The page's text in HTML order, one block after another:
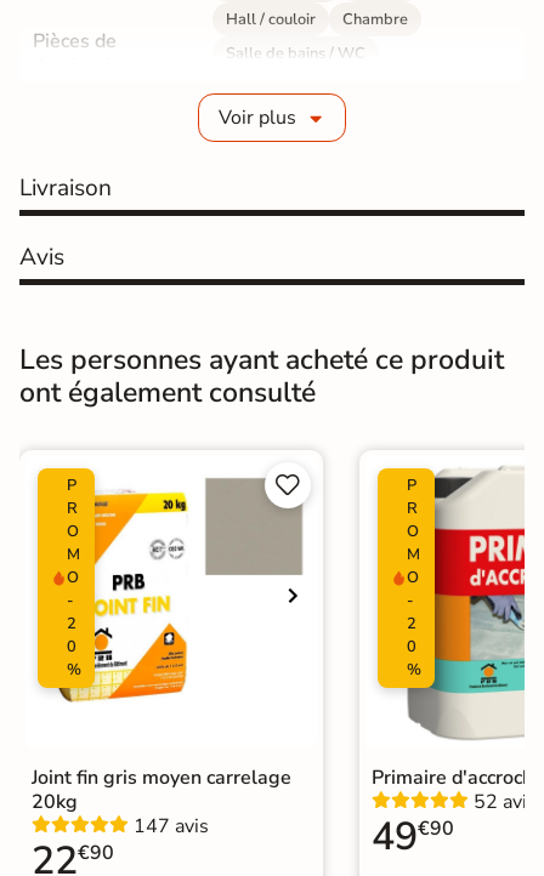
Pièces de
Hall / couloir
Chambre
Salle de bains / WC
Sol intérieur
Fabrication
Résistance à
Masse colorée Non
Finition Mate
Surface
Nombres de
tampons
Résistant au Gel
Plancher
Chauffant
Oui
Conditionnement
Voir plus
Livraison
Avis
Les personnes ayant acheté ce produit
ont également consulté
P
R
O
M
O
-
2
0
%


Joint fin gris moyen carrelage
20kg
147 avis
22€90
P
R
O
M
O
-
2
0
%
Primaire
52 avis
49€90